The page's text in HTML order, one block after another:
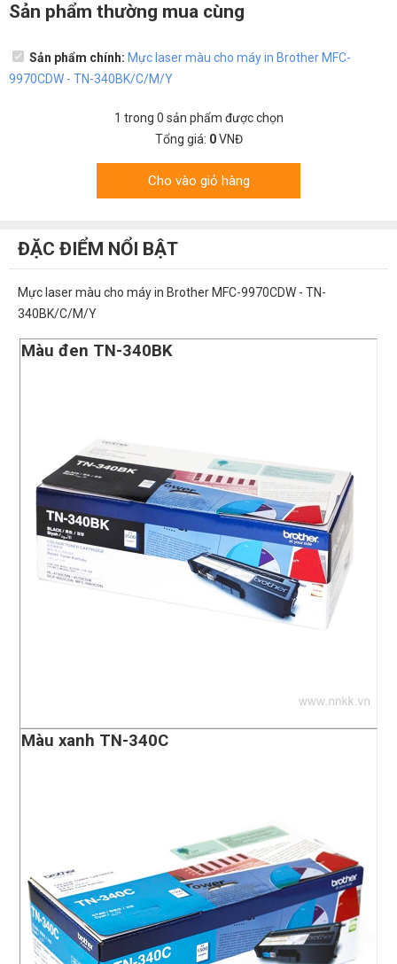
Sản phẩm thường mua cùng
Sản phẩm chính: Mực laser màu cho máy in Brother MFC-
9970CDW - TN-340BK/C/M/Y
1 trong 0 sản phẩm được chọn
Tổng giá: 0VNĐ
Cho vào giỏ hàng
ĐẶC ĐIỂM NỔI BẬT
Mực laser màu cho máy in Brother MFC-9970CDW - TN-
340BK/C/M/Y
Màu đen TN-340BK
Màu xanh TN-340C